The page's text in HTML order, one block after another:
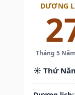
DƯƠNG
Tháng 5
☀️ Thứ